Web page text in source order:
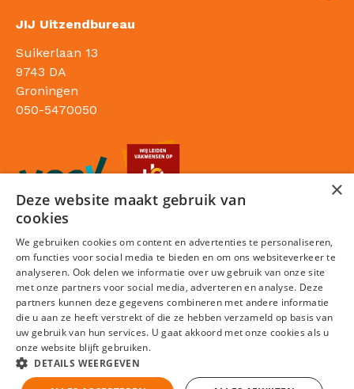
JIJ Uitzendbureau
Suikerlaan 13
9743 DA
Groningen
050-5470050
Sitemap
Privacy statement
Cookies
×
Deze website maakt gebruik van
cookies
We gebruiken cookies om content en advertenties te personaliseren,
om functies voor social media te bieden en om ons websiteverkeer te
analyseren. Ook delen we informatie over uw gebruik van onze site
met onze partners voor social media, adverteren en analyse. Deze
partners kunnen deze gegevens combineren met andere informatie
die u aan ze heeft verstrekt of die ze hebben verzameld op basis van
uw gebruik van hun services. U gaat akkoord met onze cookies als u
onze website blijft gebruiken.
DETAILS WEERGEVEN